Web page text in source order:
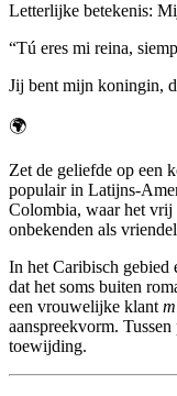
Letterlijke betekenis:
“Tú eres mi reina,
Jij bent mijn koningin,
🌍
Zet de geliefde op een
populair in Latijns-
Colombia, waar het vrij
onbekenden als
In het Caribisch
dat het soms buiten
een vrouwelijke klant
aanspreekvorm.
toewijding.